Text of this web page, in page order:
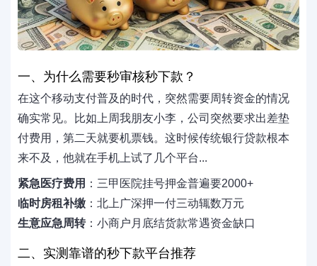
一、为什么需要秒审核秒下款？
在这个移动支付普及的时代，突然需要周转资金的情况
确实常见。比如上周我朋友小李，公司突然要求出差垫
付费用，第二天就要机票钱。这时候传统银行贷款根本
来不及，他就在手机上试了几个平台...
紧急医疗费用 ：三甲医院挂号押金普遍要2000+
临时房租补缴 ：北上广深押一付三动辄数万元
生意应急周转：小商户月底结货款常遇资金缺口
二、实测靠谱的秒下款平台推荐